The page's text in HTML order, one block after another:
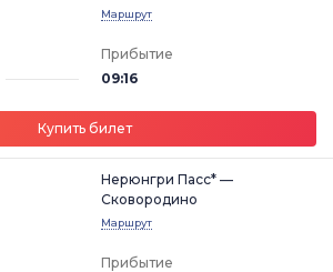
Маршрут
Прибытие
09:16
Купить билет
Нерюнгри Пасс* —
Сковородино
Маршрут
Прибытие